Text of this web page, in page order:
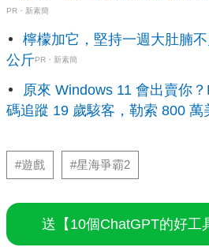
PR・新素簡
檸檬加它，堅持一週大肚腩
公斤PR・新素簡
原來 Windows 11 會出賣你
碼追蹤 19 歲駭客，勒索 800 萬
#遊戲 #星海爭霸2
送【10個ChatGPT的好工